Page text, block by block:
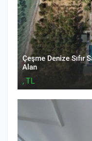
Çeşme Denize Sıfır
Alan
, TL